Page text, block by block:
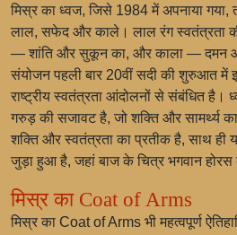
मिस्र का ध्वज, जिसे 1984 में अपनाया गया,
लाल, सफेद और काले। लाल रंग स्वतंत्रता
— शांति और सुकून का, और काला — दमन
संयोजन पहली बार 20वीं सदी की शुरुआत में
राष्ट्रीय स्वतंत्रता आंदोलनों से संबंधित है।
गरुड़ की सजावट है, जो शक्ति और सामर्थ्य
शक्ति और स्वतंत्रता का प्रतीक है, साथ ही
जुड़ा हुआ है, जहां बाज के चित्र भगवान
मिस्र का Coat of Arms
मिस्र का Coat of Arms भी महत्वपूर्ण